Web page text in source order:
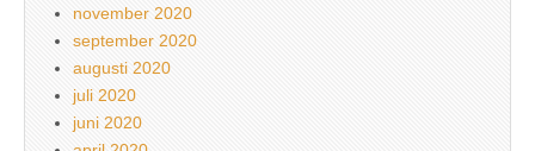
november 2020
september 2020
augusti 2020
juli 2020
juni 2020